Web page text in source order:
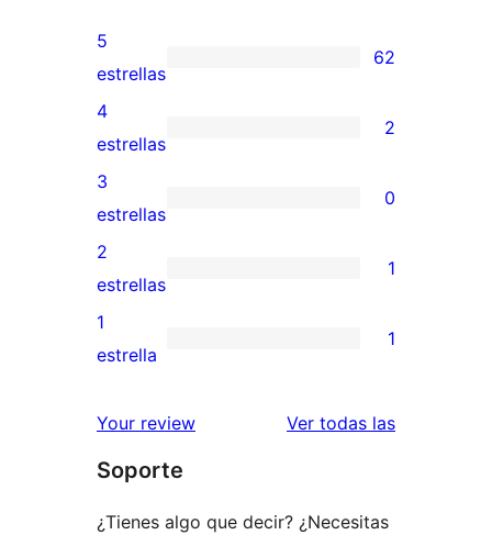
62
valoraciones
de
5
estrellas
5
estrellas
62
2
valoraciones
de
4
estrellas
4
estrellas
2
0
valoraciones
de
3
estrellas
3
estrellas
0
1
valoración
de
estrellas
2
estrellas
1
1
de
estrellas
1
estrella
1
Your review Ver todas lasreseñas
Soporte
¿Tienes algo que decir? ¿Necesitas